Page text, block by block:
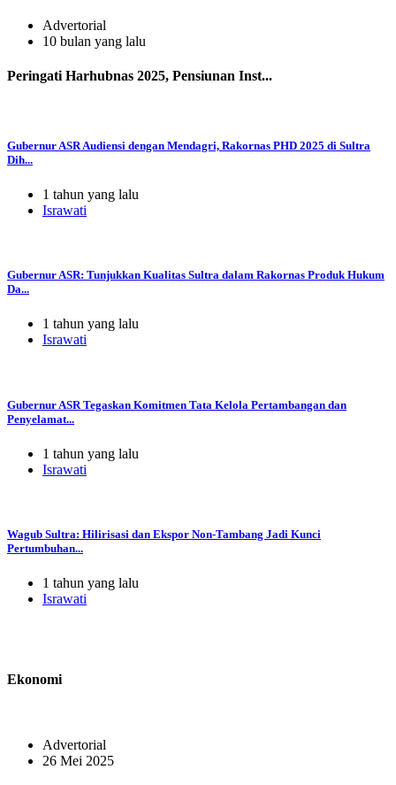
Advertorial
10 bulan yang lalu
Peringati Harhubnas 2025, Pensiunan Inst...
Gubernur ASR Audiensi dengan Mendagri, Rakornas PHD 2025 di Sultra
Dih...
1 tahun yang lalu
Israwati
Gubernur ASR: Tunjukkan Kualitas Sultra dalam Rakornas Produk Hukum
Da...
1 tahun yang lalu
Israwati
Gubernur ASR Tegaskan Komitmen Tata Kelola Pertambangan dan
Penyelamat...
1 tahun yang lalu
Israwati
Wagub Sultra: Hilirisasi dan Ekspor Non-Tambang Jadi Kunci
Pertumbuhan...
1 tahun yang lalu
Israwati
Ekonomi
Advertorial
26 Mei 2025